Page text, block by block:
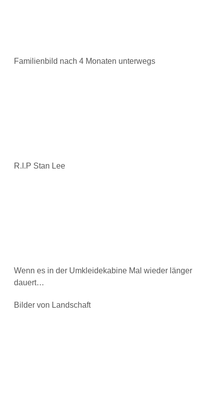
Familienbild nach 4 Monaten unterwegs
R.I.P Stan Lee
Wenn es in der Umkleidekabine Mal wieder länger
dauert…
Bilder von Landschaft